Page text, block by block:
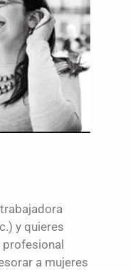
y quieres
a mujeres